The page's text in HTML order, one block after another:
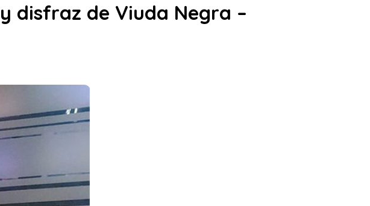
disfraz de Viuda Negra –